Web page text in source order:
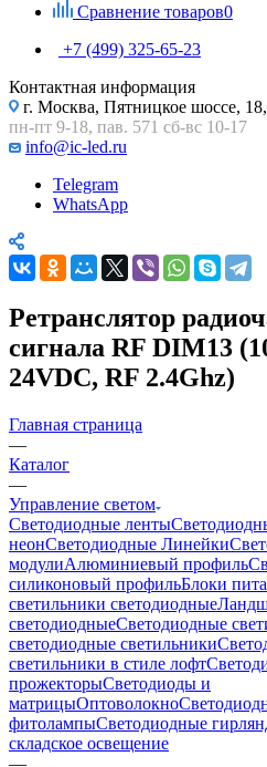
Сравнение товаров0
+7 (499) 325-65-23
Контактная информация
г. Москва, Пятницкое шоссе,
пн-пт 9-18, пав. 571 сб-вс 10-17
info@ic-led.ru
Telegram
WhatsApp
Ретранслятор
сигнала RF DIM13
24VDC, RF 2.4Ghz)
Главная страница
—
Каталог
—
Управление светом
Светодиодные ленты
неонСветодиодные Линейки
модулиАлюминиевый профиль
силиконовый профильБлоки
светильники светодиодные
светодиодныеСветодиодные
светодиодные светильники
светильники в стиле лофт
прожекторыСветодиоды и
матрицыОптоволокно
фитолампыСветодиодные
складское освещение
—